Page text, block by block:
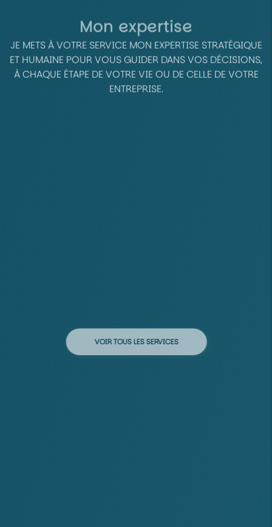
Mon expertise
JE METS À VOTRE SERVICE MON EXPERTISE STRATÉGIQUE
ET HUMAINE POUR VOUS GUIDER DANS VOS DÉCISIONS,
À CHAQUE ÉTAPE DE VOTRE VIE OU DE CELLE DE VOTRE
ENTREPRISE.
VOIR TOUS LES SERVICES